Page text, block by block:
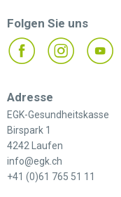
Folgen Sie uns
Adresse
EGK-Gesundheitskasse
Birspark 1
4242 Laufen
info@egk.ch
+41 (0)61 765 51 11